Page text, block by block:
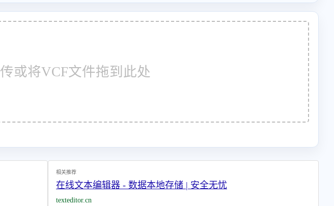
或将VCF文件拖到此处
相关推荐
在线文本编辑器 - 数据本地存储 | 安全无忧
texteditor.cn